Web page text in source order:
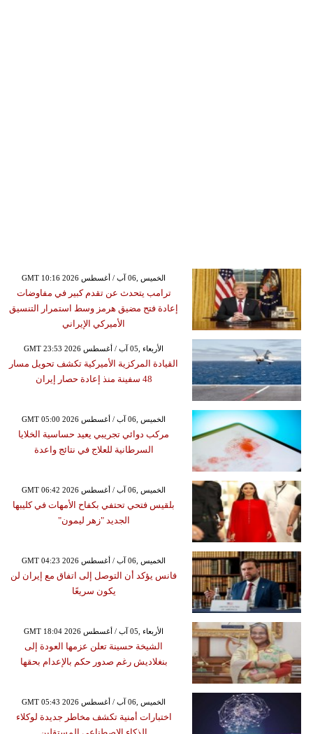
GMT 10:16 2026 الخميس ,06 آب / أغسطس
ترامب يتحدث عن تقدم كبير في مفاوضات
إعادة فتح مضيق هرمز وسط استمرار التنسيق
الأميركي الإيراني
GMT 23:53 2026 الأربعاء ,05 آب / أغسطس
القيادة المركزية الأميركية تكشف تحويل مسار
48 سفينة منذ إعادة حصار إيران
GMT 05:00 2026 الخميس ,06 آب / أغسطس
مركب دوائي تجريبي يعيد حساسية الخلايا
السرطانية للعلاج في نتائج واعدة
GMT 06:42 2026 الخميس ,06 آب / أغسطس
بلقيس فتحي تحتفي بكفاح الأمهات في كليبها
الجديد "زهر ليمون"
GMT 04:23 2026 الخميس ,06 آب / أغسطس
فانس يؤكد أن التوصل إلى اتفاق مع إيران لن
يكون سريعًا
GMT 18:04 2026 الأربعاء ,05 آب / أغسطس
الشيخة حسينة تعلن عزمها العودة إلى
بنغلاديش رغم صدور حكم بالإعدام بحقها
GMT 05:43 2026 الخميس ,06 آب / أغسطس
اختبارات أمنية تكشف مخاطر جديدة لوكلاء